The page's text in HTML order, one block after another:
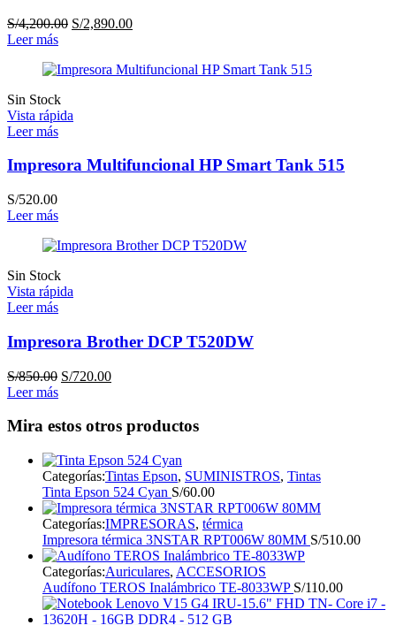
S/4,200.00 El
era:
S/2,890.00El
es:
Leer más
Sin Stock
Vista rápida
Leer más
Impresora Multifuncional HP Smart Tank 515
S/520.00
Leer más
Sin Stock
Vista rápida
Leer más
Impresora Brother DCP T520DW
S/850.00 El
era:
S/720.00El
es:
S/720.00.
Leer más
Mira estos otros productos
Categorías:Tintas Epson, SUMINISTROS, Tintas
Tinta Epson 524 Cyan S/60.00
Categorías:IMPRESORAS, térmica
Impresora térmica 3NSTAR RPT006W 80MM S/510.00
Categorías:Auriculares, ACCESORIOS
Audífono TEROS Inalámbrico TE-8033WP S/110.00